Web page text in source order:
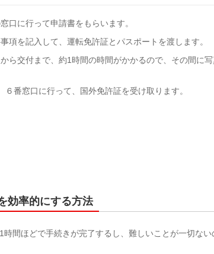
口に行って申請書をもらいます。
項を記入して、運転免許証とパスポートを渡します。
ら交付まで、約1時間の時間がかかるので、その間に
６番窓口に行って、国外免許証を受け取ります。
効率的にする方法
時間ほどで手続きが完了するし、難しいことが一切ない